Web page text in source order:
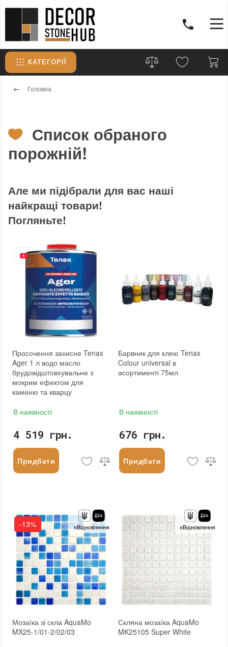
КАТЕГОРІЇ
Головна
Список обраного
порожній!
Але ми підібрали для вас наші
найкращі товари!
Погляньте!
Просочення захисне Tenax
Ager 1 л водо масло
брудовідштовхувальне з
мокрим ефектом для
каменю та кварцу
В наявності
4 519 грн.
Придбати
Барвник для клею Tenax
Colour universal в
асортименті 75мл
В наявності
676 грн.
Придбати
-13%
Мозаїка зі скла AquaMo
MX25-1/01-2/02/03
Скляна мозаїка AquaMo
MK25105 Super White